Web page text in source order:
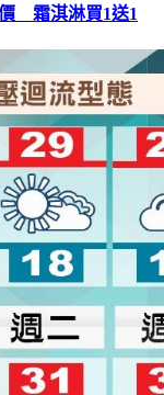
霜淇淋買1送1